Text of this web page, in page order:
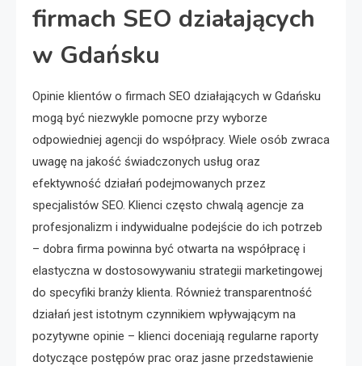
firmach SEO działających
w Gdańsku
Opinie klientów o firmach SEO działających w Gdańsku
mogą być niezwykle pomocne przy wyborze
odpowiedniej agencji do współpracy. Wiele osób zwraca
uwagę na jakość świadczonych usług oraz
efektywność działań podejmowanych przez
specjalistów SEO. Klienci często chwalą agencje za
profesjonalizm i indywidualne podejście do ich potrzeb
– dobra firma powinna być otwarta na współpracę i
elastyczna w dostosowywaniu strategii marketingowej
do specyfiki branży klienta. Również transparentność
działań jest istotnym czynnikiem wpływającym na
pozytywne opinie – klienci doceniają regularne raporty
dotyczące postępów prac oraz jasne przedstawienie